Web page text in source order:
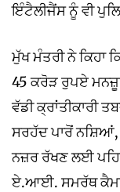
ਇੰਟੈਲੀਜੈਂਸ ਨੂੰ ਵੀ
ਮੁੱਖ ਮੰਤਰੀ ਨੇ ਕਿਹਾ
45 ਕਰੋੜ ਰੁਪਏ
ਵੱਡੀ ਕ੍ਰਾਂਤੀਕਾਰੀ
ਸਰਹੱਦ ਪਾਰੋਂ ਨਸ਼ਿਆਂ,
ਨਜ਼ਰ ਰੱਖਣ ਲਈ
ਏ.ਆਈ. ਸਮਰੱਥ ਕੈਮਰੇ